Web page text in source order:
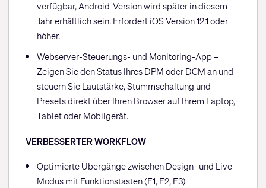
verfügbar, Android-Version wird später in diesem
Jahr erhältlich sein. Erfordert iOS Version 12.1 oder
höher.
Webserver-Steuerungs- und Monitoring-App –
Zeigen Sie den Status Ihres DPM oder DCM an und
steuern Sie Lautstärke, Stummschaltung und
Presets direkt über Ihren Browser auf Ihrem Laptop,
Tablet oder Mobilgerät.
VERBESSERTER WORKFLOW
Optimierte Übergänge zwischen Design- und Live-
Modus mit Funktionstasten (F1, F2, F3)